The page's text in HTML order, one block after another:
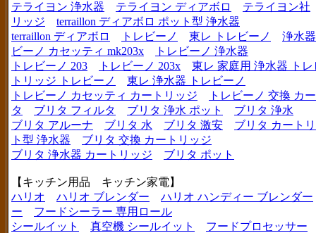
テライヨン 浄水器
テライヨン ディアボロ
テライヨン社
リッジ
terraillon ディアボロ ポット型 浄水器
terraillon ディアボロ
トレビーノ 東レ トレビーノ
浄水
ビーノ カセッティ mk203x
トレビーノ 浄水器
トレビーノ 203
トレビーノ 203x
東レ 家庭用 浄水器 トレ
トリッジ トレビーノ
東レ 浄水器 トレビーノ
トレビーノ カセッティ カートリッジ
トレビーノ 交換 カ
タ
ブリタ フィルタ ブリタ 浄水 ポット
ブリタ 浄水
ブリタ アルーナ
ブリタ 水 ブリタ 激安
ブリタ カート
ト型 浄水器
ブリタ 交換 カートリッジ
ブリタ 浄水器 カートリッジ
ブリタ ポット
【キッチン用品 キッチン家電】
ハリオ
ハリオ ブレンダー
ハリオ ハンディー ブレンダー
ー
フードシーラー 専用ロール
シールイット
真空機 シールイット
フードプロセッサー